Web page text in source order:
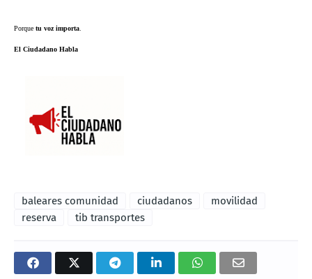
Porque tu voz importa
El Ciudadano Habla
baleares comunidad ciudadanos
movilidad
reserva
tib transportes